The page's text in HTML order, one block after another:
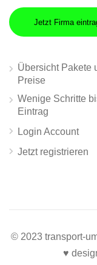
Jetzt Firma
Übersicht Pakete
Preise
Wenige Schritte
Eintrag
Login Account
Jetzt registrieren
© 2023 transport-
♥